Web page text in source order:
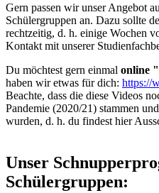
Gern passen wir unser Angebot
Schülergruppen an. Dazu sollte
rechtzeitig, d. h. einige Wochen
Kontakt mit unserer
Du möchtest gern einmal online
haben wir etwas für dich: https://
Beachte, dass die diese Videos
Pandemie (2020/21) stammen
wurden, d. h. du findest hier
Unser
Schülergruppen: